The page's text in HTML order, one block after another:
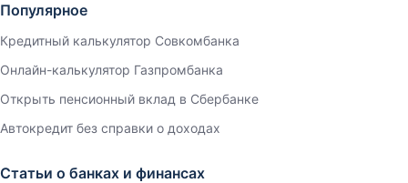
Популярное
Кредитный калькулятор Совкомбанка
Онлайн-калькулятор Газпромбанка
Открыть пенсионный вклад в Сбербанке
Автокредит без справки о доходах
Статьи о банках и финансах